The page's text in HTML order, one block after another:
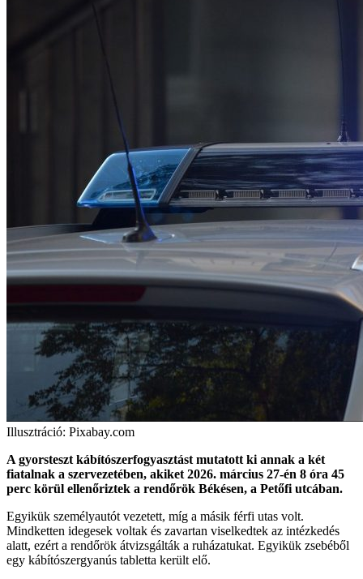
Illusztráció: Pixabay.com
A gyorsteszt kábítószerfogyasztást mutatott ki annak a két
fiatalnak a szervezetében, akiket 2026. március 27-én 8 óra 45
perc körül ellenőriztek a rendőrök Békésen, a Petőfi utcában.
Egyikük személyautót vezetett, míg a másik férfi utas volt.
Mindketten idegesek voltak és zavartan viselkedtek az intézkedés
alatt, ezért a rendőrök átvizsgálták a ruházatukat. Egyikük zsebéből
egy kábítószergyanús tabletta került elő.